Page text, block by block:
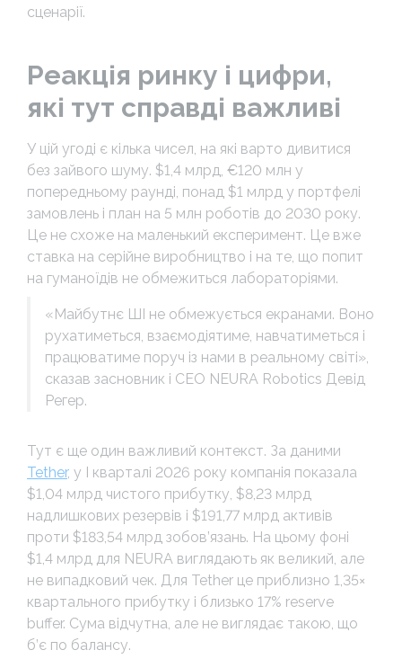
сценарії.
Реакція ринку і цифри,
які тут справді важливі
У цій угоді є кілька чисел, на які варто дивитися
без зайвого шуму. $1,4 млрд, €120 млн у
попередньому раунді, понад $1 млрд у портфелі
замовлень і план на 5 млн роботів до 2030 року.
Це не схоже на маленький експеримент. Це вже
ставка на серійне виробництво і на те, що попит
на гуманоїдів не обмежиться лабораторіями.
«Майбутнє ШІ не обмежується екранами. Воно
рухатиметься, взаємодіятиме, навчатиметься і
працюватиме поруч із нами в реальному світі»,
сказав засновник і CEO NEURA Robotics Девід
Регер.
Тут є ще один важливий контекст. За даними
Tether, у I кварталі 2026 року компанія показала
$1,04 млрд чистого прибутку, $8,23 млрд
надлишкових резервів і $191,77 млрд активів
проти $183,54 млрд зобов’язань. На цьому фоні
$1,4 млрд для NEURA виглядають як великий, але
не випадковий чек. Для Tether це приблизно 1,35×
квартального прибутку і близько 17% reserve
buffer. Сума відчутна, але не виглядає такою, що
б’є по балансу.